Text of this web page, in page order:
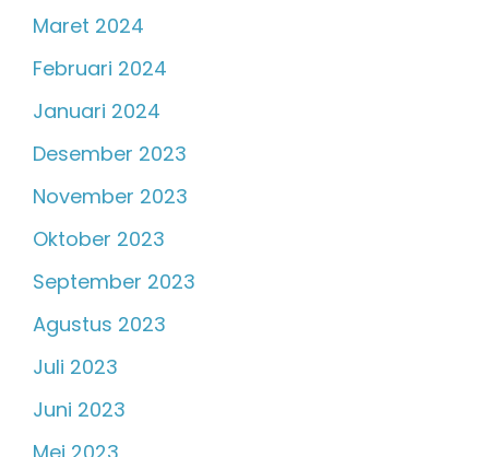
Maret 2024
Februari 2024
Januari 2024
Desember 2023
November 2023
Oktober 2023
September 2023
Agustus 2023
Juli 2023
Juni 2023